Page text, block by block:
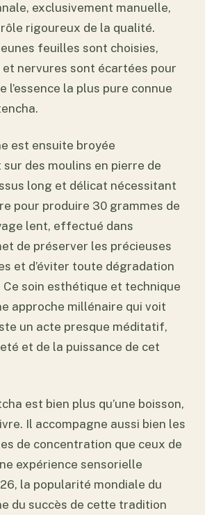
exclusivement manuelle,
rigoureux de la qualité.
feuilles sont choisies,
nervures sont écartées pour
l’essence la plus pure connue
est ensuite broyée
des moulins en pierre de
long et délicat nécessitant
pour produire 30 grammes de
lent, effectué dans
de préserver les précieuses
et d’éviter toute dégradation
Ce soin esthétique et technique
approche millénaire qui voit
un acte presque méditatif,
et de la puissance de cet
est bien plus qu’une boisson,
Il accompagne aussi bien les
de concentration que ceux de
expérience sensorielle
la popularité mondiale du
du succès de cette tradition